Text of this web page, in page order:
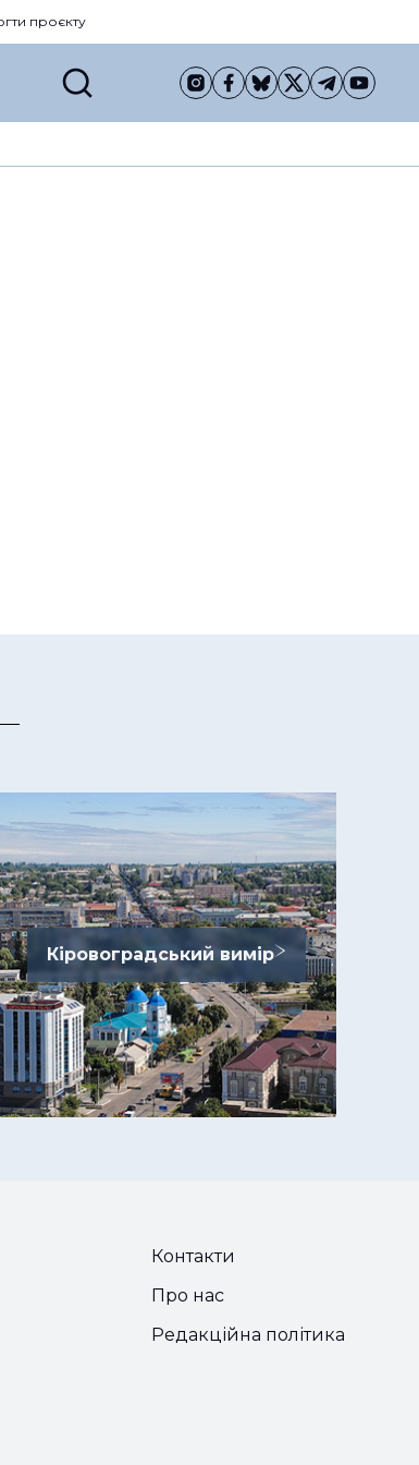
проєкту
Кіровоградський вимір
Контакти
Про нас
Редакційна політика